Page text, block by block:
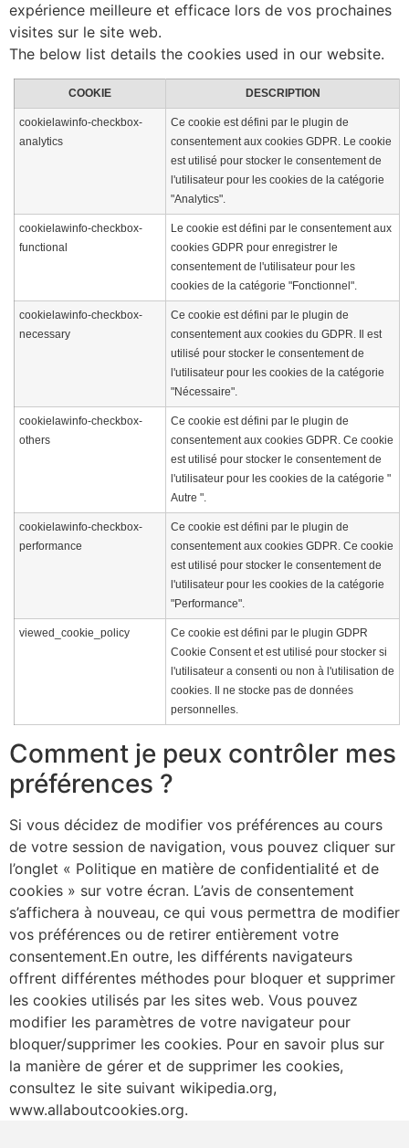
expérience meilleure et efficace lors de vos prochaines
visites sur le site web.
The below list details the cookies used in our website.
COOKIE DESCRIPTION
cookielawinfo-checkbox-
analytics
Ce cookie est défini par le plugin de
consentement aux cookies GDPR. Le cookie
est utilisé pour stocker le consentement de
l'utilisateur pour les cookies de la catégorie
"Analytics".
cookielawinfo-checkbox-
functional
Le cookie est défini par le consentement aux
cookies GDPR pour enregistrer le
consentement de l'utilisateur pour les
cookies de la catégorie "Fonctionnel".
cookielawinfo-checkbox-
necessary
Ce cookie est défini par le plugin de
consentement aux cookies du GDPR. Il est
utilisé pour stocker le consentement de
l'utilisateur pour les cookies de la catégorie
"Nécessaire".
cookielawinfo-checkbox-
others
Ce cookie est défini par le plugin de
consentement aux cookies GDPR. Ce cookie
est utilisé pour stocker le consentement de
l'utilisateur pour les cookies de la catégorie "
Autre ".
cookielawinfo-checkbox-
performance
Ce cookie est défini par le plugin de
consentement aux cookies GDPR. Ce cookie
est utilisé pour stocker le consentement de
l'utilisateur pour les cookies de la catégorie
"Performance".
viewed_cookie_policy
Ce cookie est défini par le plugin GDPR
Cookie Consent et est utilisé pour stocker si
l'utilisateur a consenti ou non à l'utilisation de
cookies. Il ne stocke pas de données
personnelles.
Comment je peux contrôler mes
préférences ?
Si vous décidez de modifier vos préférences au cours
de votre session de navigation, vous pouvez cliquer sur
l’onglet « Politique en matière de confidentialité et de
cookies » sur votre écran. L’avis de consentement
s’affichera à nouveau, ce qui vous permettra de modifier
vos préférences ou de retirer entièrement votre
consentement.En outre, les différents navigateurs
offrent différentes méthodes pour bloquer et supprimer
les cookies utilisés par les sites web. Vous pouvez
modifier les paramètres de votre navigateur pour
bloquer/supprimer les cookies. Pour en savoir plus sur
la manière de gérer et de supprimer les cookies,
consultez le site suivant wikipedia.org,
www.allaboutcookies.org.